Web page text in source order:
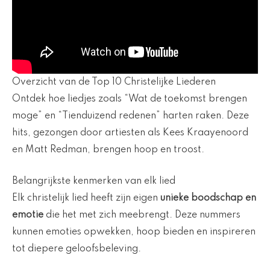
Overzicht van de Top 10 Christelijke Liederen
Ontdek hoe liedjes zoals “Wat de toekomst brengen
moge” en “Tienduizend redenen” harten raken. Deze
hits, gezongen door artiesten als Kees Kraayenoord
en Matt Redman, brengen hoop en troost.
Belangrijkste kenmerken van elk lied
Elk christelijk lied heeft zijn eigen unieke boodschap en
emotie die het met zich meebrengt. Deze nummers
kunnen emoties opwekken, hoop bieden en inspireren
tot diepere geloofsbeleving.